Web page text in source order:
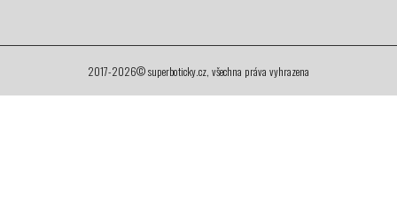
2017-2026© superboticky.cz, všechna práva vyhrazena